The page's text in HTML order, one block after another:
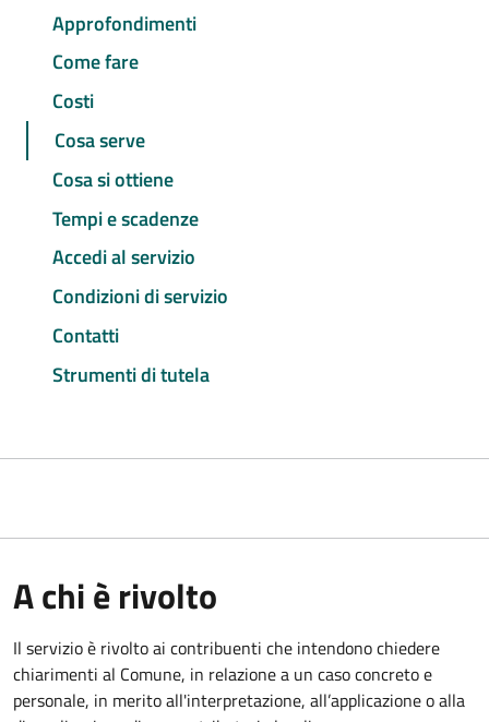
Approfondimenti
Come fare
Costi
Cosa serve
Cosa si ottiene
Tempi e scadenze
Accedi al servizio
Condizioni di servizio
Contatti
Strumenti di tutela
A chi è rivolto
Il servizio è rivolto ai contribuenti che intendono chiedere
chiarimenti al Comune, in relazione a un caso concreto e
personale, in merito all'interpretazione, all’applicazione o alla